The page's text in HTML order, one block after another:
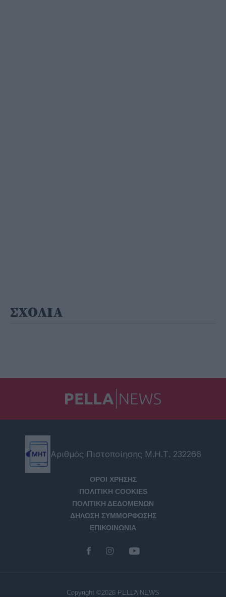
ΣΧΟΛΙΑ
Αριθμός Πιστοποίησης Μ.Η.Τ. 232266
ΟΡΟΙ ΧΡΗΣΗΣ
ΠΟΛΙΤΙΚΗ COOKIES
ΠΟΛΙΤΙΚΗ ΔΕΔΟΜΕΝΩΝ
ΔΗΛΩΣΗ ΣΥΜΜΟΡΦΩΣΗΣ
ΕΠΙΚΟΙΝΩΝΙΑ
Copyright ©2026 PELLA NEWS